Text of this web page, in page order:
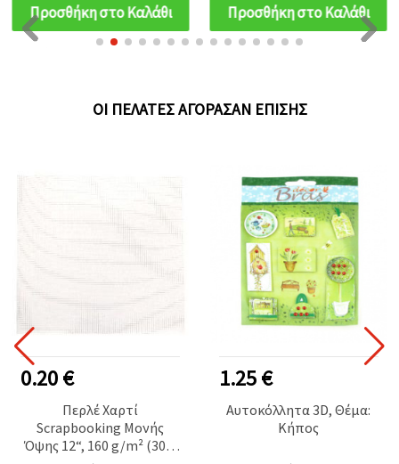
Προσθήκη στο Καλάθι Προσθήκη στο Καλάθι
ΟΙ ΠΕΛΆΤΕΣ ΑΓΌΡΑΣΑΝ ΕΠΊΣΗΣ
0.20 €
Περλέ Χαρτί
Scrapbooking Μονής
Όψης 12“, 160 g/m² (30,5
1.25 €
Αυτοκόλλητα 3D, Θέμα:
Κήπος